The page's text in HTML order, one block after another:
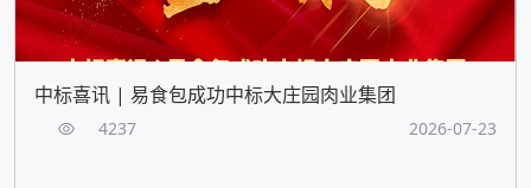
中标喜讯 | 易食包成功中标大庄园肉业集团
4237 2026-07-23